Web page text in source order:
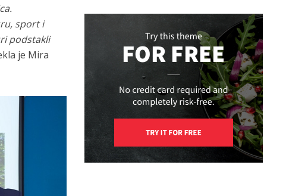
sport i
podstakli
je Mira